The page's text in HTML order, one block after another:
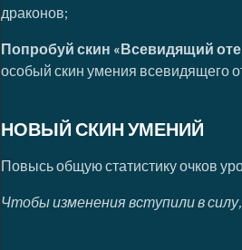
драконов;
Попробуй скин «Всевидящий
особый скин умения всевидящего
НОВЫЙ СКИН УМЕНИЙ
Повысь общую статистику очков
Чтобы изменения вступили в